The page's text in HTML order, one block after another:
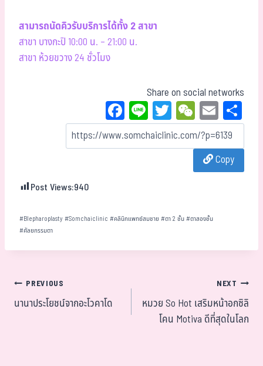
สามารถนัดคิวรับบริการได้ทั้ง 2 สาขา
สาขา บางกะปิ 10:00 น. – 21:00 น.
สาขา ห้วยขวาง 24 ชั่วโมง
Share on social networks
Fa
ce
bo
Li
ne
T
wi
tt
W
eC
ha
t
E
m
ail
Copy
Post Views:940
#Blepharoplasty#Somchaiclinic #คลินิกแพทย์สมชาย #ตา 2 ชั้น#ตาสองชั้น
#ศัลยกรรมตา
PREVIOUS
นานาประโยชน์จากอะโวคาโด
NEXT
หมวย So Hot เสริมหน้าอกซิลิ
โคน Motiva ดีที่สุดในโลก